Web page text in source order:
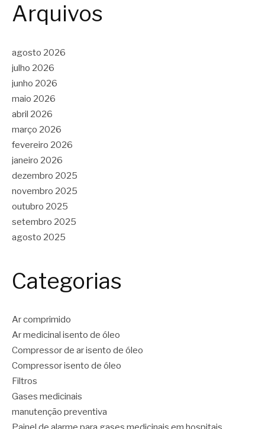
Arquivos
agosto 2026
julho 2026
junho 2026
maio 2026
abril 2026
março 2026
fevereiro 2026
janeiro 2026
dezembro 2025
novembro 2025
outubro 2025
setembro 2025
agosto 2025
Categorias
Ar comprimido
Ar medicinal isento de óleo
Compressor de ar isento de óleo
Compressor isento de óleo
Filtros
Gases medicinais
manutenção preventiva